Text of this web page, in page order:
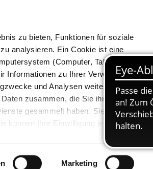
zu bieten, Funktionen für soziale
analysieren. Ein Cookie ist eine
(Computer, Tablet oder
Informationen zu Ihrer Verwendung
und Analysen weiter. Unsere
zusammen, die Sie ihnen
gesammelt haben. Sie können
können Ihre Einwilligung jederzeit
Marketing